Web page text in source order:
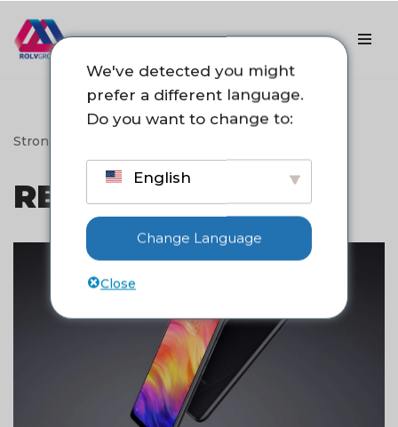
Przejdź
Strona główna
REDMI
We've detected you might
prefer a different language.
Do you want to change to:
English
Change Language
Close